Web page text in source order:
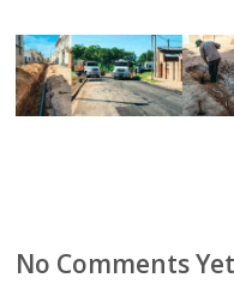
No Comments Yet